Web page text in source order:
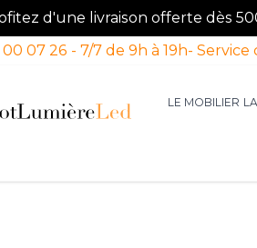
d'une livraison offerte dès
07 26 - 7/7 de 9h à 19h-
LE MOBILIER